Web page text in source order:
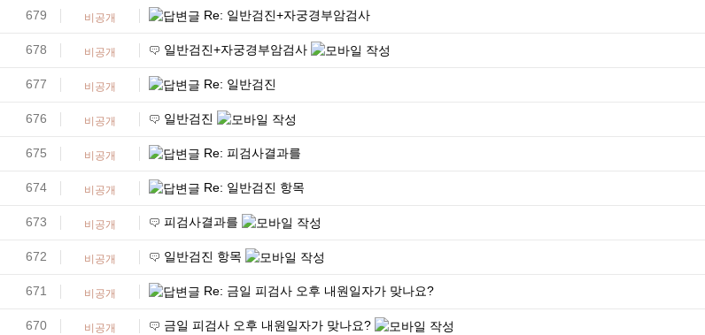
679 비공개 Re: 일반검진+자궁경부암검사
678 비공개 일반검진+자궁경부암검사
677 비공개 Re: 일반검진
676 비공개 일반검진
675 비공개 Re: 피검사결과를
674 비공개 Re: 일반검진 항목
673 비공개 피검사결과를
672 비공개 일반검진 항목
671 비공개 Re: 금일 피검사 오후 내원일자가 맞나요?
670 비공개 금일 피검사 오후 내원일자가 맞나요?